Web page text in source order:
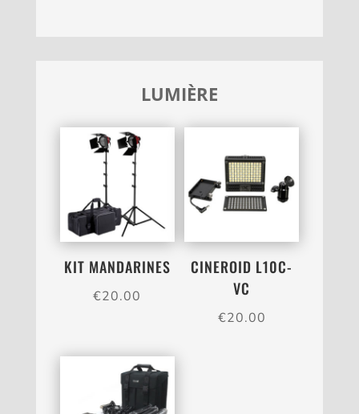
LUMIÈRE
KIT MANDARINES
€20.00
CINEROID L10C-
VC
€20.00